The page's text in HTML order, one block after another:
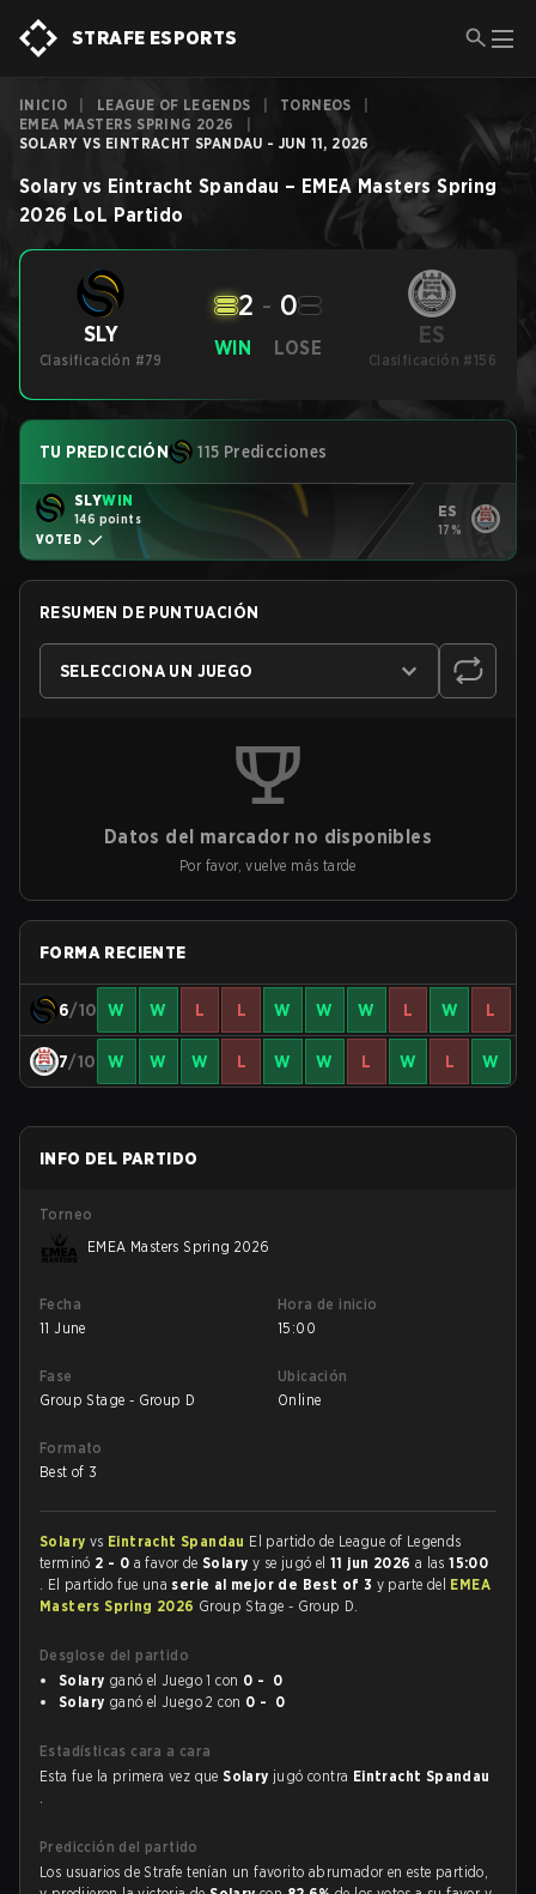
STRAFE ESPORTS
INICIO LEAGUE OF LEGENDS TORNEOS
EMEA MASTERS SPRING 2026
SOLARY VS EINTRACHT SPANDAU - JUN 11, 2026
Solary vs Eintracht Spandau – EMEA Masters Spring
2026 LoL Partido
SLY
Clasificación #79
WIN
2 - 0
LOSE ES
Clasificación #156
TU PREDICCIÓN 115 Predicciones
SLYWIN
146 points
VOTED
ES
17%
RESUMEN DE PUNTUACIÓN
SELECCIONA UN JUEGO
Datos del marcador no disponibles
Por favor, vuelve más tarde
FORMA RECIENTE
6/10 W W L L W W W L W L
7/10 W W W L W W L W L W
INFO DEL PARTIDO
Torneo
EMEA Masters Spring 2026
Fecha
11 June
Hora de inicio
15:00
Fase
Group Stage - Group D
Ubicación
Online
Formato
Best of 3
Solary vs Eintracht Spandau El partido de League of Legends
terminó 2 - 0 a favor deSolary y se jugó el11 jun 2026 a las15:00
. El partido fue una serie al mejor de Best of 3 y parte del EMEA
Masters Spring 2026 Group Stage - Group D.
Desglose del partido
Solary ganó el Juego 1 con 0 - 0
Solary ganó el Juego 2 con 0 - 0
Estadísticas cara a cara
Esta fue la primera vez queSolary jugó contra Eintracht Spandau
.
Predicción del partido
Los usuarios de Strafe tenían un favorito abrumador en este partido,